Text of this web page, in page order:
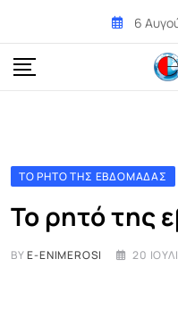
content
6
ΤΟ ΡΗΤΌ ΤΗΣ ΕΒΔΟΜΆΔΑΣ
Το ρητό της
BYE-ENIMEROSI 20